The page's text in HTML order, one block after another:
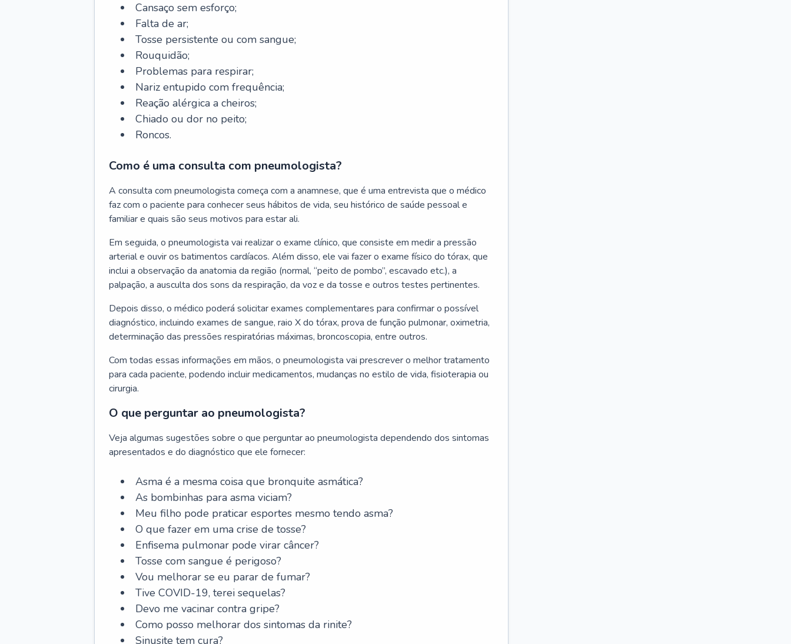
Cansaço sem esforço;
Falta de ar;
Tosse persistente ou com sangue;
Rouquidão;
Problemas para respirar;
Nariz entupido com frequência;
Reação alérgica a cheiros;
Chiado ou dor no peito;
Roncos.
Como é uma consulta com pneumologista?
A consulta com pneumologista começa com a anamnese, que é uma entrevista que o médico
faz com o paciente para conhecer seus hábitos de vida, seu histórico de saúde pessoal e
familiar e quais são seus motivos para estar ali.
Em seguida, o pneumologista vai realizar o exame clínico, que consiste em medir a pressão
arterial e ouvir os batimentos cardíacos. Além disso, ele vai fazer o exame físico do tórax, que
inclui a observação da anatomia da região (normal, “peito de pombo”, escavado etc.), a
palpação, a ausculta dos sons da respiração, da voz e da tosse e outros testes pertinentes.
Depois disso, o médico poderá solicitar exames complementares para confirmar o possível
diagnóstico, incluindo exames de sangue, raio X do tórax, prova de função pulmonar, oximetria,
determinação das pressões respiratórias máximas, broncoscopia, entre outros.
Com todas essas informações em mãos, o pneumologista vai prescrever o melhor tratamento
para cada paciente, podendo incluir medicamentos, mudanças no estilo de vida, fisioterapia ou
cirurgia.
O que perguntar ao pneumologista?
Veja algumas sugestões sobre o que perguntar ao pneumologista dependendo dos sintomas
apresentados e do diagnóstico que ele fornecer:
Asma é a mesma coisa que bronquite asmática?
As bombinhas para asma viciam?
Meu filho pode praticar esportes mesmo tendo asma?
O que fazer em uma crise de tosse?
Enfisema pulmonar pode virar câncer?
Tosse com sangue é perigoso?
Vou melhorar se eu parar de fumar?
Tive COVID-19, terei sequelas?
Devo me vacinar contra gripe?
Como posso melhorar dos sintomas da rinite?
Sinusite tem cura?